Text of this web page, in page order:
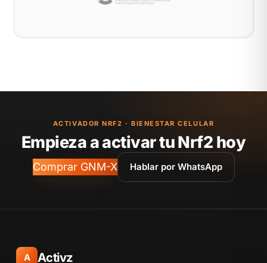
ACTIVADOR NRF2 · BIENESTAR CELULAR
Empieza a activar tu Nrf2 hoy
Comprar GNM-X Hablar por WhatsApp
A Activz